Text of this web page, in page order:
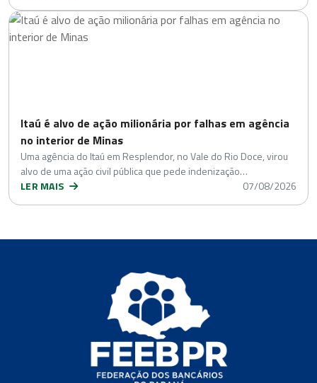
Itaú é alvo de ação milionária por falhas em agência
no interior de Minas
Uma agência do Itaú em Resplendor, no Vale do Rio Doce, virou
alvo de uma ação civil pública que pede indenização…
LER MAIS
07/08/2026